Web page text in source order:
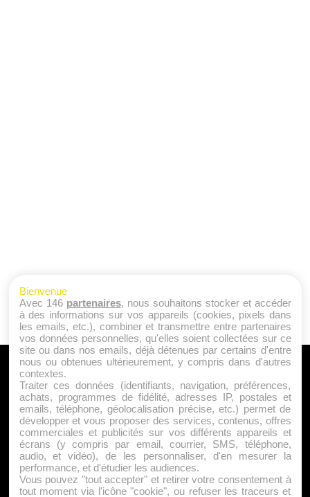
A PROPOS
Qui sommes nous ?
Mentions Légales
Publicité
Politique de Cookies
Contact
Bienvenue
Avec 146 partenaires, nous souhaitons stocker et accéder
à des informations sur vos appareils (cookies, pixels dans
les emails, etc.), combiner et transmettre entre partenaires
vos données personnelles, qu'elles soient collectées sur ce
site ou dans nos emails, déjà détenues par certains d'entre
nous ou obtenues ultérieurement, y compris dans d'autres
contextes.
Traiter ces données (identifiants, navigation, préférences,
achats, programmes de fidélité, adresses IP, postales et
emails, téléphone, géolocalisation précise, etc.) permet de
développer et vous proposer des services, contenus, offres
commerciales et publicités sur vos différents appareils et
écrans (y compris par email, courrier, SMS, téléphone,
audio, et vidéo), de les personnaliser, d'en mesurer la
performance, et d'étudier les audiences.
Vous pouvez "tout accepter" et retirer votre consentement à
tout moment via l'icône "cookie", ou refuser les traceurs et